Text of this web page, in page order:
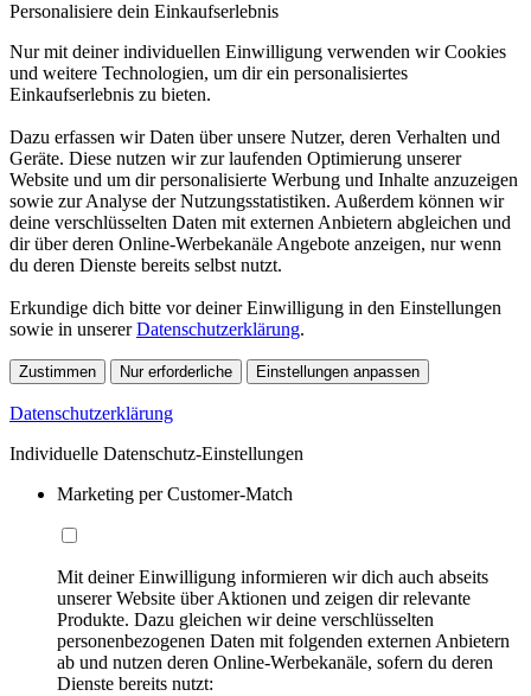
Personalisiere dein Einkaufserlebnis
Nur mit deiner individuellen Einwilligung verwenden wir Cookies
und weitere Technologien, um dir ein personalisiertes
Einkaufserlebnis zu bieten.
Dazu erfassen wir Daten über unsere Nutzer, deren Verhalten und
Geräte. Diese nutzen wir zur laufenden Optimierung unserer
Website und um dir personalisierte Werbung und Inhalte anzuzeigen
sowie zur Analyse der Nutzungsstatistiken. Außerdem können wir
deine verschlüsselten Daten mit externen Anbietern abgleichen und
dir über deren Online-Werbekanäle Angebote anzeigen, nur wenn
du deren Dienste bereits selbst nutzt.
Erkundige dich bitte vor deiner Einwilligung in den Einstellungen
sowie in unsererDatenschutzerklärung.
Zustimmen Nur erforderliche Einstellungen anpassen
Datenschutzerklärung
Individuelle Datenschutz-Einstellungen
Marketing per Customer-Match
Mit deiner Einwilligung informieren wir dich auch abseits
unserer Website über Aktionen und zeigen dir relevante
Produkte. Dazu gleichen wir deine verschlüsselten
personenbezogenen Daten mit folgenden externen Anbietern
ab und nutzen deren Online-Werbekanäle, sofern du deren
Dienste bereits nutzt: